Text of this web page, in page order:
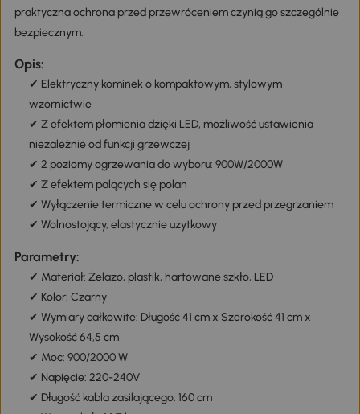
praktyczna ochrona przed przewróceniem czynią go szczególnie
bezpiecznym.
Opis:
✔ Elektryczny kominek o kompaktowym, stylowym
wzornictwie
✔ Z efektem płomienia dzięki LED, możliwość ustawienia
niezależnie od funkcji grzewczej
✔ 2 poziomy ogrzewania do wyboru: 900W/2000W
✔ Z efektem palących się polan
✔ Wyłączenie termiczne w celu ochrony przed przegrzaniem
✔ Wolnostojący, elastycznie użytkowy
Parametry:
✔ Materiał: Żelazo, plastik, hartowane szkło, LED
✔ Kolor: Czarny
✔ Wymiary całkowite: Długość 41 cm x Szerokość 41 cm x
Wysokość 64,5 cm
✔ Moc: 900/2000 W
✔ Napięcie: 220-240V
✔ Długość kabla zasilającego: 160 cm